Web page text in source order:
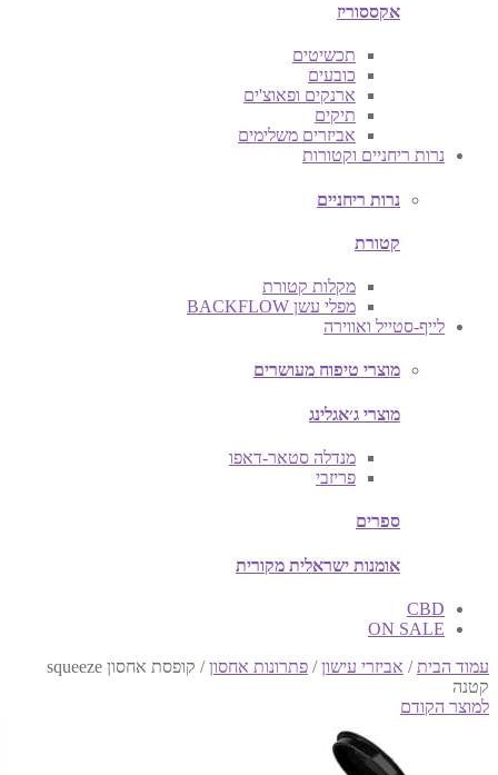
אקססוריז
תכשיטים
כובעים
ארנקים ופאוצ'ים
תיקים
אביזרים משלימים
נרות ריחניים וקטורות
נרות ריחניים
קטורת
מקלות קטורת
מפלי עשן BACKFLOW
לייף-סטייל ואווירה
מוצרי טיפוח מעושרים
מוצרי ג׳אגלינג
מנדלה סטאר-דאפו
פריזבי
ספרים
אומנות ישראלית מקורית
CBD
ON SALE
עמוד הבית / אביזרי עישון/ פתרונות אחסון/
קופסת אחסון squeeze
קטנה
למוצר הקודם